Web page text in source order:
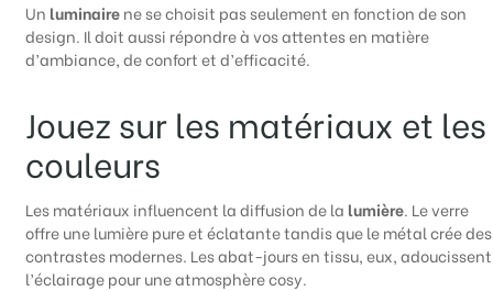
Un luminairene se choisit pas seulement en fonction de son
design. Il doit aussi répondre à vos attentes en matière
d’ambiance, de confort et d’efficacité.
Jouez sur les matériaux et les
couleurs
Les matériaux influencent la diffusion de la lumière. Le verre
offre une lumière pure et éclatante tandis que le métal crée des
contrastes modernes. Les abat-jours en tissu, eux, adoucissent
l’éclairage pour une atmosphère cosy.